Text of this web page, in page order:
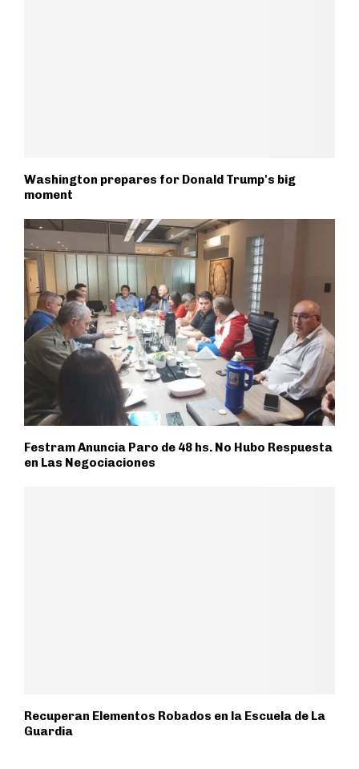
Washington prepares for Donald Trump's big
moment
Festram Anuncia Paro de 48 hs. No Hubo Respuesta
en Las Negociaciones
Recuperan Elementos Robados en la Escuela de La
Guardia